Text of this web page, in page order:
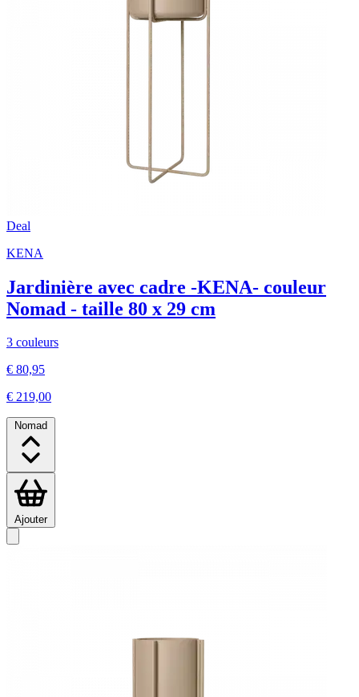
Deal
KENA
Jardinière avec cadre -KENA- couleur
Nomad - taille 80 x 29 cm
3 couleurs
€ 80,95
€ 219,00
Nomad
Ajouter